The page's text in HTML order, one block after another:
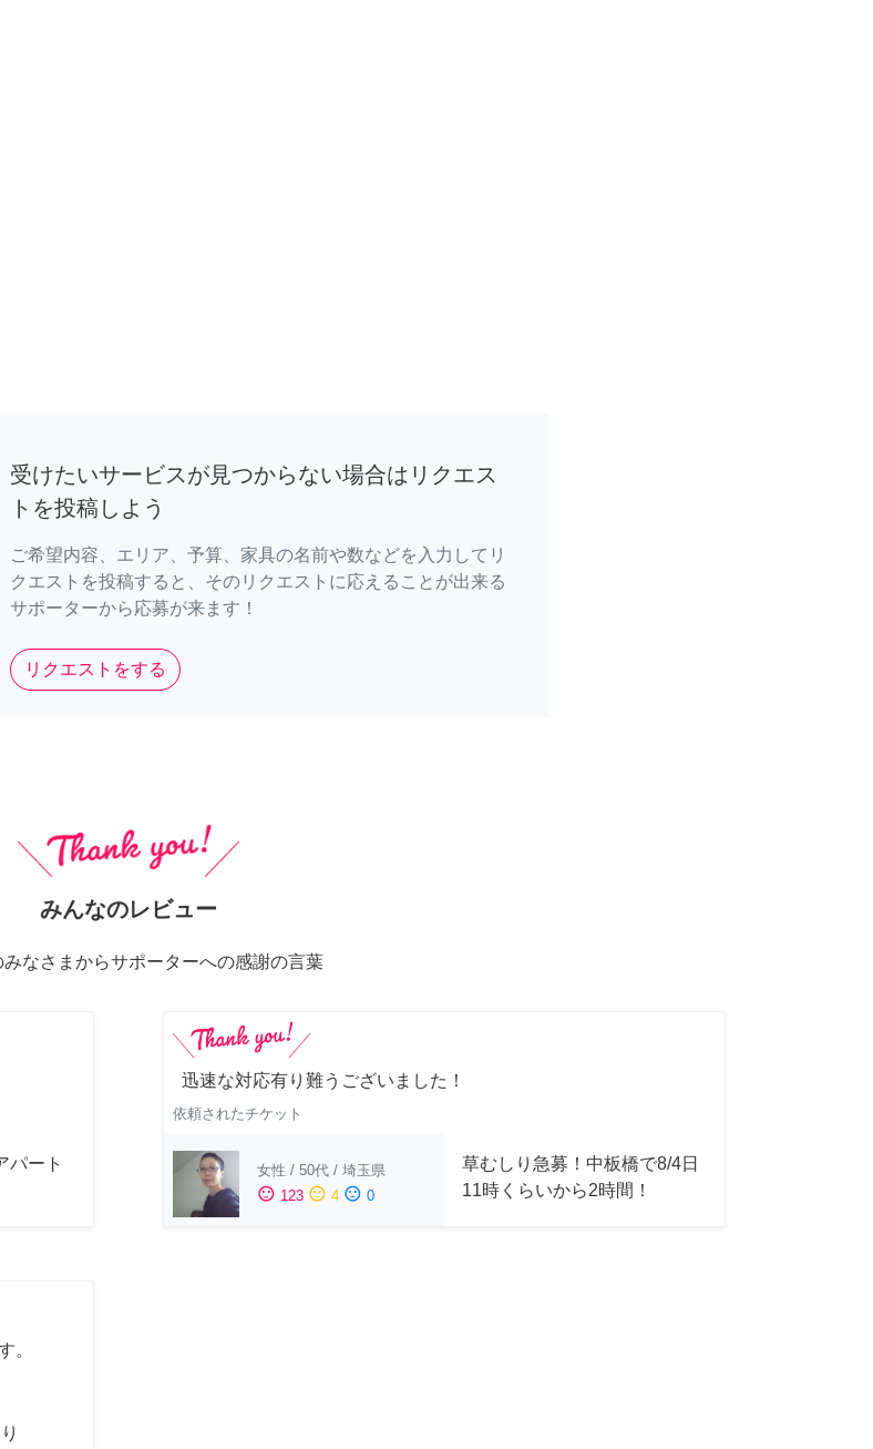
受けたいサービスが見つからない場合はリクエス
トを投稿しよう
ご希望内容、エリア、予算、家具の名前や数などを入力してリ
クエストを投稿すると、そのリクエストに応えることが出来る
サポーターから応募が来ます！
リクエストをする
みんなのレビュー
みなさまからサポーターへの感謝の言葉
パート
迅速な対応有り難うございました！
依頼されたチケット
女性 / 50代 / 埼玉県
sentiment_satisfied 123 sentiment_neutral 4 sentiment_dissatisfied 0
草むしり急募！中板橋で8/4日
11時くらいから2時間！
。